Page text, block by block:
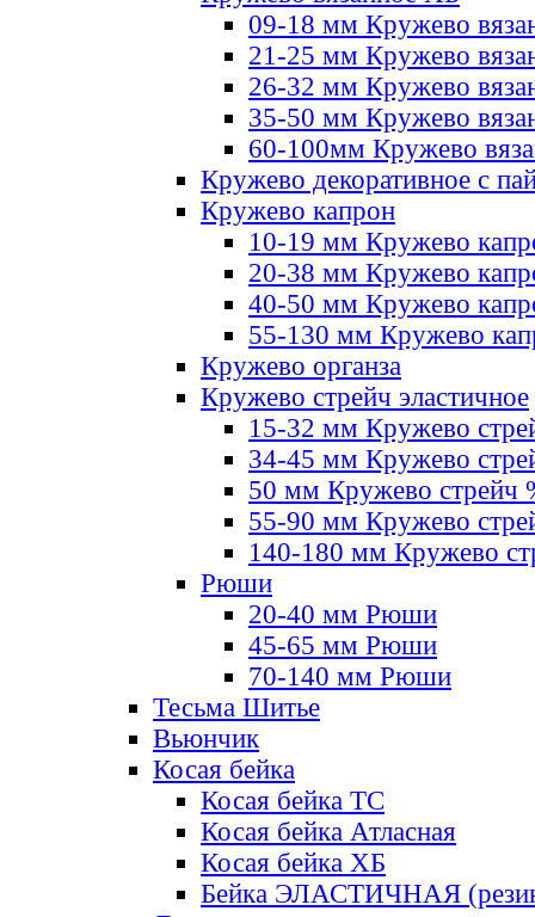
09-18 мм Кружево
21-25 мм Кружево
26-32 мм Кружево
35-50 мм Кружево
60-100мм Кружево
Кружево декоративное с
Кружево капрон
10-19 мм Кружево
20-38 мм Кружево
40-50 мм Кружево
55-130 мм Кружево
Кружево органза
Кружево стрейч эластичное
15-32 мм Кружево
34-45 мм Кружево
50 мм Кружево стрейч
55-90 мм Кружево
140-180 мм Кружево
Рюши
20-40 мм Рюши
45-65 мм Рюши
70-140 мм Рюши
Тесьма Шитье
Вьюнчик
Косая бейка
Косая бейка ТС
Косая бейка Атласная
Косая бейка ХБ
Бейка ЭЛАСТИЧНАЯ